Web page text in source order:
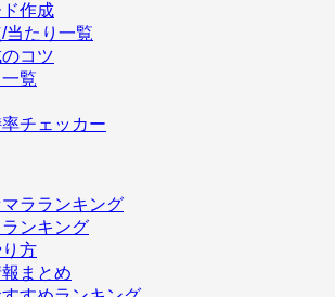
作成
当たり一覧
コツ
覧
チェッカー
ラランキング
ンキング
方
まとめ